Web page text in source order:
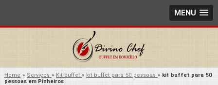
MENU
Home » Serviços » Kit buffet » kit buffet para 50 pessoas » kit buffet para 50
pessoas em Pinheiros